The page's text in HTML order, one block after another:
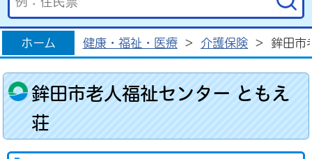
ホーム 健康・福祉・医療 > 介護保険 > 鉾田市
鉾田市老人福祉センター ともえ
荘